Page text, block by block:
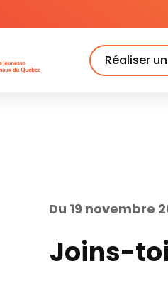
Réaliser
Du 19 novembre
Joins-toi